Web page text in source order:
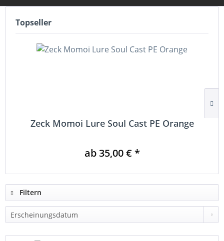
Topseller
Zeck Momoi Lure Soul Cast PE Orange
ab 35,00 € *
Filtern